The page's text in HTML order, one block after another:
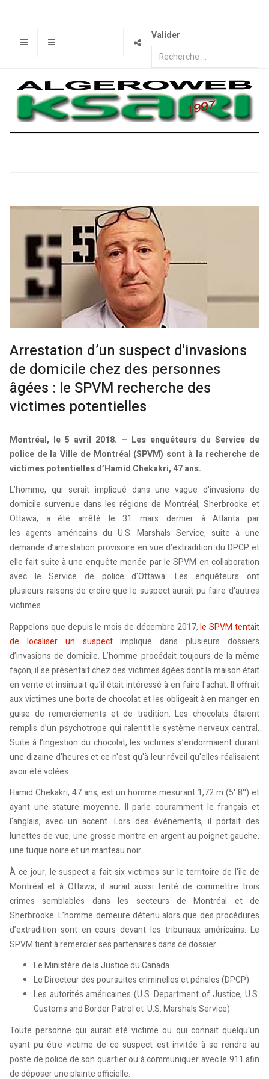
Valider
Arrestation d’un suspect d'invasions
de domicile chez des personnes
âgées : le SPVM recherche des
victimes potentielles
Montréal, le 5 avril 2018. – Les enquêteurs du Service de
police de la Ville de Montréal (SPVM) sont à la recherche de
victimes potentielles d’Hamid Chekakri, 47 ans.
L’homme, qui serait impliqué dans une vague d'invasions de
domicile survenue dans les régions de Montréal, Sherbrooke et
Ottawa, a été arrêté le 31 mars dernier à Atlanta par
les agents américains du U.S. Marshals Service, suite à une
demande d’arrestation provisoire en vue d’extradition du DPCP et
elle fait suite à une enquête menée par le SPVM en collaboration
avec le Service de police d'Ottawa. Les enquêteurs ont
plusieurs raisons de croire que le suspect aurait pu faire d'autres
victimes.
Rappelons que depuis le mois de décembre 2017,le SPVM tentait
de localiser un suspectimpliqué dans plusieurs dossiers
d’invasions de domicile. L’homme procédait toujours de la même
façon, il se présentait chez des victimes âgées dont la maison était
en vente et insinuait qu'il était intéressé à en faire l'achat. Il offrait
aux victimes une boite de chocolat et les obligeait à en manger en
guise de remerciements et de tradition. Les chocolats étaient
remplis d’un psychotrope qui ralentit le système nerveux central.
Suite à l’ingestion du chocolat, les victimes s’endormaient durant
une dizaine d'heures et ce n'est qu'à leur réveil qu'elles réalisaient
avoir été volées.
Hamid Chekakri, 47 ans, est un homme mesurant 1,72 m (5' 8'') et
ayant une stature moyenne. Il parle couramment le français et
l'anglais, avec un accent. Lors des événements, il portait des
lunettes de vue, une grosse montre en argent au poignet gauche,
une tuque noire et un manteau noir.
À ce jour, le suspect a fait six victimes sur le territoire de l'île de
Montréal et à Ottawa, il aurait aussi tenté de commettre trois
crimes semblables dans les secteurs de Montréal et de
Sherbrooke. L’homme demeure détenu alors que des procédures
d’extradition sont en cours devant les tribunaux américains. Le
SPVM tient à remercier ses partenaires dans ce dossier :
Le Ministère de la Justice du Canada
Le Directeur des poursuites criminelles et pénales (DPCP)
Les autorités américaines (U.S. Department of Justice, U.S.
Customs and Border Patrol et U.S. Marshals Service)
Toute personne qui aurait été victime ou qui connait quelqu'un
ayant pu être victime de ce suspect est invitée à se rendre au
poste de police de son quartier ou à communiquer avec le 911 afin
de déposer une plainte officielle.